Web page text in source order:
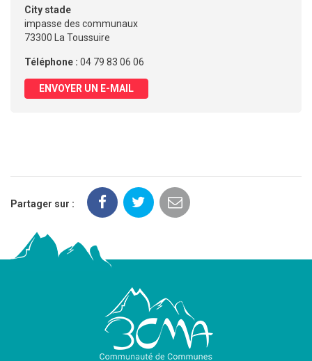
City stade
impasse des communaux
73300 La Toussuire
Téléphone : 04 79 83 06 06
ENVOYER UN E-MAIL
Partager sur :